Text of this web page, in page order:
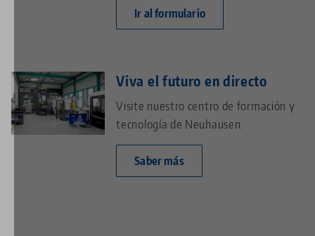
Ir al formulario
Viva el futuro en directo
Visite nuestro centro de formación y
tecnología de Neuhausen.
Saber más